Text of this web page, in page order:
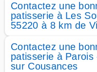
Contactez une
patisserie à Les
55220 à 8 km de
Contactez une
patisserie à
sur Cousances